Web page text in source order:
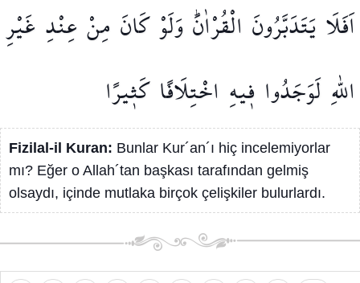
اَفَلَا يَتَدَبَّرُونَ الْقُرْاٰنَۜوَلَوْكَانَ مِنْ عِنْدِ غَيْرِ
اللّٰهِلَوَجَدُوا ف۪يهِ اخْتِلَافًا كَث۪يرًا
Fizilal-il Kuran: Bunlar Kur´an´ı hiç incelemiyorlar
mı? Eğer o Allah´tan başkası tarafından gelmiş
olsaydı, içinde mutlaka birçok çelişkiler bulurlardı.